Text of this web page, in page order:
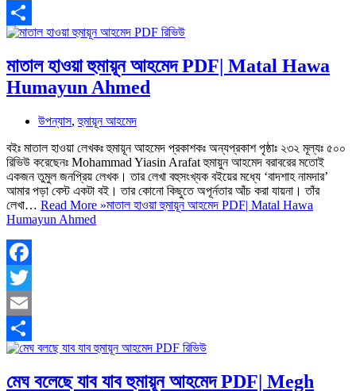
Email
Share
মাতাল হাওয়া হুমায়ূন আহমেদ PDF| Matal Hawa
Humayun Ahmed
উপন্যাস,হুমায়ূন আহমেদ
বইঃ মাতাল হাওয়া লেখকঃ হুমায়ূন আহমেদ প্রকাশকঃ অন্যপ্রকাশ পৃষ্ঠাঃ ২৩২ মূল্যঃ ৫০০
রিভিউ করেছেনঃ Mohammad Yiasin Arafat হুমায়ুন আহমেদ বরাবরের মতোই
একজন তুমুল জনপ্রিয় লেখক। তার লেখা বহুসংখ্যক বইয়ের মধ্যে ‘বাদশাহ নামদার’
আমার পড়া বেস্ট একটা বই। তার কোনো কিছুতে অপূর্নতার আঁচ করা যায়না। তাঁর
লেখা… Read More »মাতাল হাওয়া হুমায়ূন আহমেদ PDF| Matal Hawa
Humayun Ahmed
Facebook
Twitter
Email
Share
মেঘ বলেছে যাব যাব হুমায়ূন আহমেদ PDF| Megh